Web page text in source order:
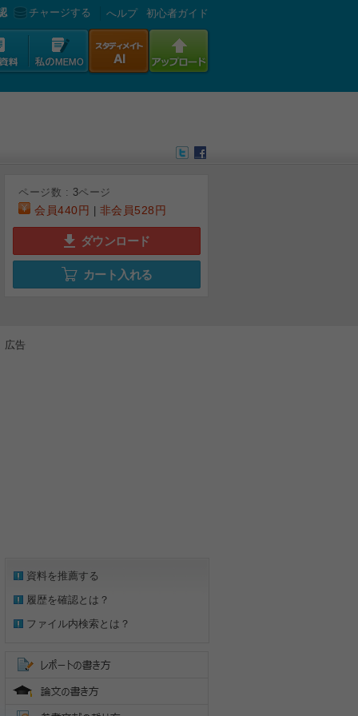
チャージする へルプ 初心者ガイド
ページ数 : 3ページ
会員440円 非会員528円
ダウンロード
カート入れる
広告
資料を推薦する
履歴を確認とは？
ファイル内検索とは？